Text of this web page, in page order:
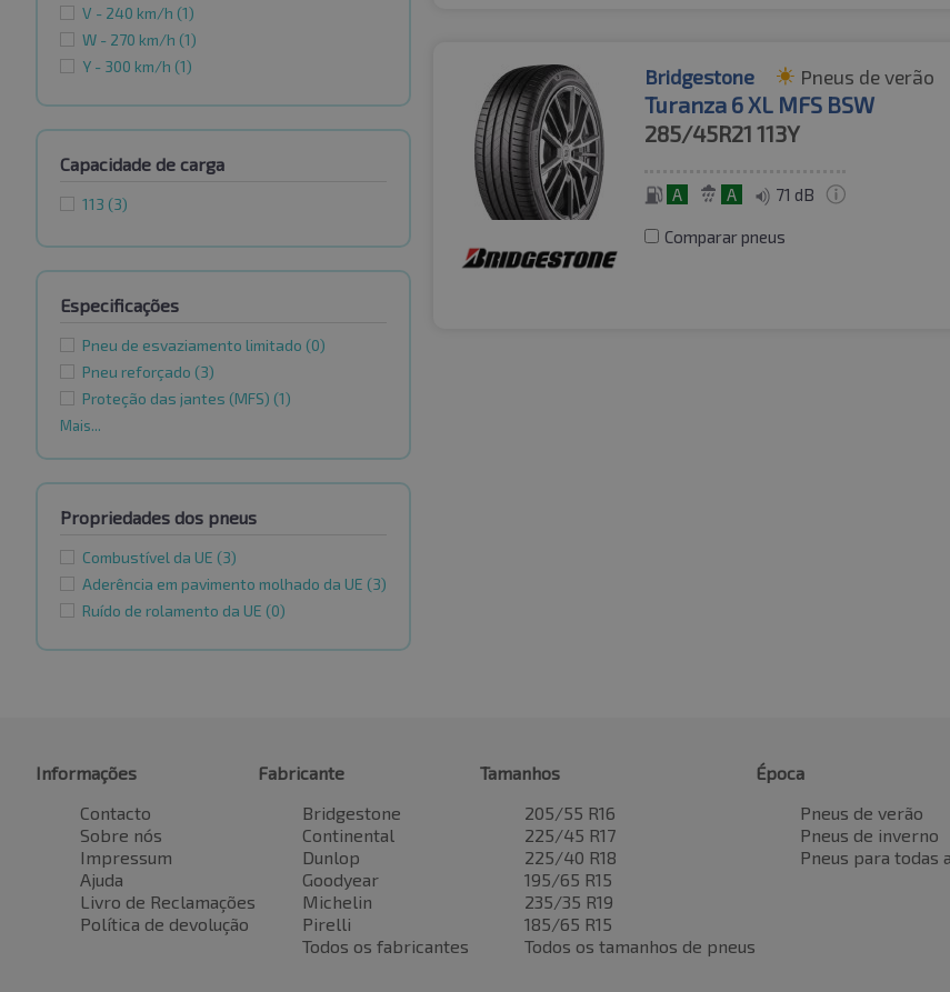
V - 240 km/h (1)
W - 270 km/h (1)
Y - 300 km/h (1)
Capacidade de carga
113 (3)
Especificações
Pneu de esvaziamento limitado (0)
Pneu reforçado (3)
Proteção das jantes (MFS) (1)
Mais...
Propriedades dos pneus
Combustível da UE (3)
Aderência em pavimento molhado da UE (3)
Ruído de rolamento da UE (0)
Bridgestone Pneus de verão
Turanza 6 XL MFS BSW
285/45R21 113Y
A A 71 dB
Comparar pneus
Informações
Contacto
Sobre nós
Impressum
Ajuda
Livro de Reclamações
Política de devolução
Fabricante
Bridgestone
Continental
Dunlop
Goodyear
Michelin
Pirelli
Todos os fabricantes
Tamanhos
205/55 R16
225/45 R17
225/40 R18
195/65 R15
235/35 R19
185/65 R15
Todos os tamanhos de pneus
Época
Pneus de verão
Pneus de inverno
Pneus para todas